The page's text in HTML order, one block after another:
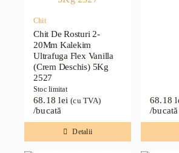
Chit
Chit De Rosturi 2-
20Mm Kalekim
Ultrafuga Flex Vanilla
(Crem Deschis) 5Kg
2527
Stoc limitat
68.18lei (cu TVA)
/bucată
Detalii
68.18
/bucată